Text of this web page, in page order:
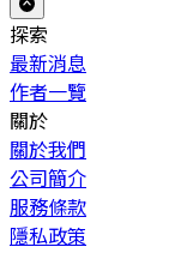
探索
最新消息
作者一覽
關於
關於我們
公司簡介
服務條款
隱私政策